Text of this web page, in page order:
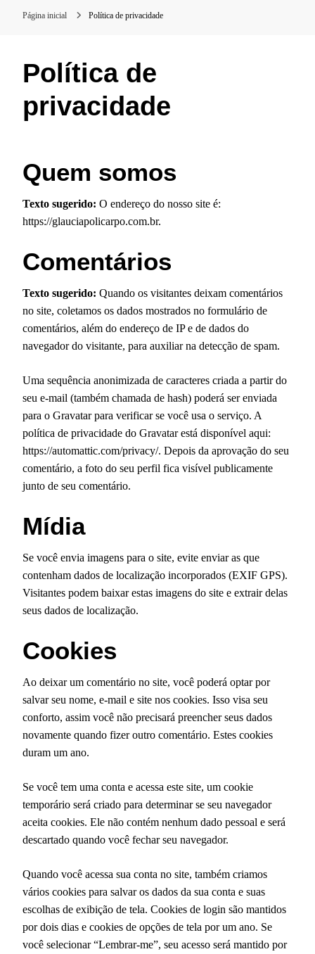
Página inicial Política de privacidade
Política de
privacidade
Quem somos
Texto sugerido: O endereço do nosso site é:
https://glauciapolicarpo.com.br.
Comentários
Texto sugerido: Quando os visitantes deixam comentários
no site, coletamos os dados mostrados no formulário de
comentários, além do endereço de IP e de dados do
navegador do visitante, para auxiliar na detecção de spam.
Uma sequência anonimizada de caracteres criada a partir do
seu e-mail (também chamada de hash) poderá ser enviada
para o Gravatar para verificar se você usa o serviço. A
política de privacidade do Gravatar está disponível aqui:
https://automattic.com/privacy/. Depois da aprovação do seu
comentário, a foto do seu perfil fica visível publicamente
junto de seu comentário.
Mídia
Se você envia imagens para o site, evite enviar as que
contenham dados de localização incorporados (EXIF GPS).
Visitantes podem baixar estas imagens do site e extrair delas
seus dados de localização.
Cookies
Ao deixar um comentário no site, você poderá optar por
salvar seu nome, e-mail e site nos cookies. Isso visa seu
conforto, assim você não precisará preencher seus dados
novamente quando fizer outro comentário. Estes cookies
duram um ano.
Se você tem uma conta e acessa este site, um cookie
temporário será criado para determinar se seu navegador
aceita cookies. Ele não contém nenhum dado pessoal e será
descartado quando você fechar seu navegador.
Quando você acessa sua conta no site, também criamos
vários cookies para salvar os dados da sua conta e suas
escolhas de exibição de tela. Cookies de login são mantidos
por dois dias e cookies de opções de tela por um ano. Se
você selecionar “Lembrar-me”, seu acesso será mantido por